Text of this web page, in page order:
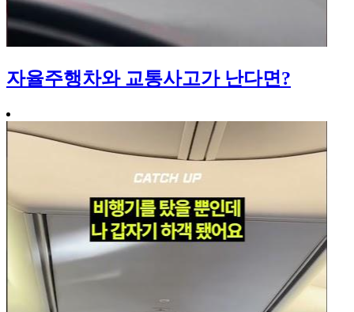
자율주행차와 교통사고가 난다면?